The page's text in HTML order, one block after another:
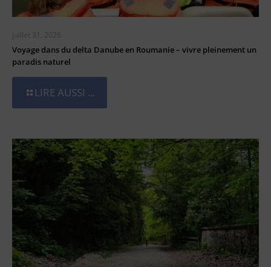
juillet 31, 2026
Voyage dans du delta Danube en Roumanie – vivre pleinement un
paradis naturel
LIRE AUSSI ...